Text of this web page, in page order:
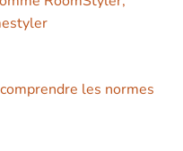
les normes